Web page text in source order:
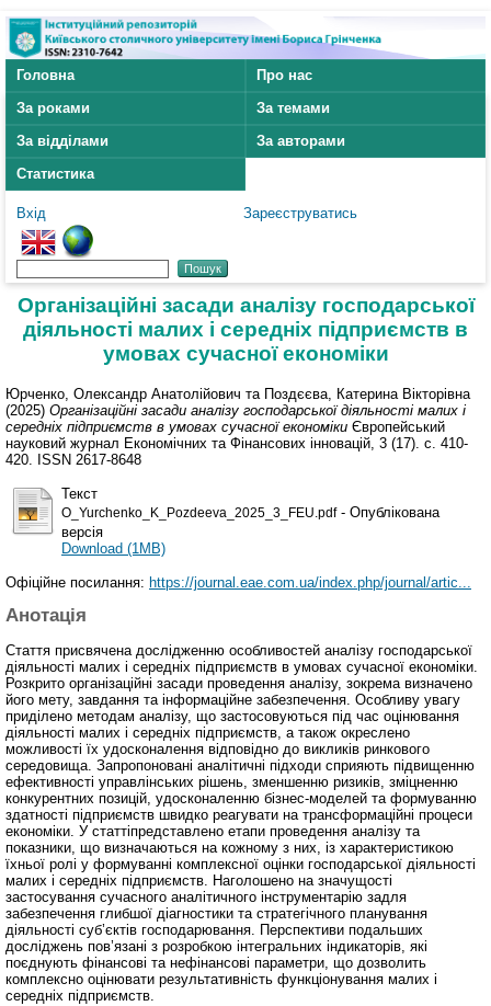
Головна
Про нас
За роками
За темами
За відділами
За авторами
Статистика
Вхід Зареєструватись
Організаційні засади аналізу господарської
діяльності малих і середніх підприємств в
умовах сучасної економіки
Юрченко, Олександр Анатолійович та Поздєєва, Катерина Вікторівна
(2025) Організаційні засади аналізу господарської діяльності малих і
середніх підприємств в умовах сучасної економіки Європейський
науковий журнал Економічних та Фінансових інновацій, 3 (17). с. 410-
420. ISSN 2617-8648
Текст
О_Yurchenko_K_Pozdeeva_2025_3_FEU.pdf- Опублікована
версія
Download (1MB)
Офіційне посилання: https://journal.eae.com.ua/index.php/journal/artic...
Анотація
Стаття присвячена дослідженню особливостей аналізу господарської
діяльності малих і середніх підприємств в умовах сучасної економіки.
Розкрито організаційні засади проведення аналізу, зокрема визначено
його мету, завдання та інформаційне забезпечення. Особливу увагу
приділено методам аналізу, що застосовуються під час оцінювання
діяльності малих і середніх підприємств, а також окреслено
можливості їх удосконалення відповідно до викликів ринкового
середовища. Запропоновані аналітичні підходи сприяють підвищенню
ефективності управлінських рішень, зменшенню ризиків, зміцненню
конкурентних позицій, удосконаленню бізнес-моделей та формуванню
здатності підприємств швидко реагувати на трансформаційні процеси
економіки. У статтіпредставлено етапи проведення аналізу та
показники, що визначаються на кожному з них, із характеристикою
їхньої ролі у формуванні комплексної оцінки господарської діяльності
малих і середніх підприємств. Наголошено на значущості
застосування сучасного аналітичного інструментарію задля
забезпечення глибшої діагностики та стратегічного планування
діяльності суб’єктів господарювання. Перспективи подальших
досліджень пов’язані з розробкою інтегральних індикаторів, які
поєднують фінансові та нефінансові параметри, що дозволить
комплексно оцінювати результативність функціонування малих і
середніх підприємств.